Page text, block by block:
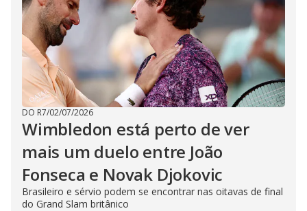
DO R7/02/07/2026
Wimbledon está perto de ver
mais um duelo entre João
Fonseca e Novak Djokovic
Brasileiro e sérvio podem se encontrar nas oitavas de final
do Grand Slam britânico